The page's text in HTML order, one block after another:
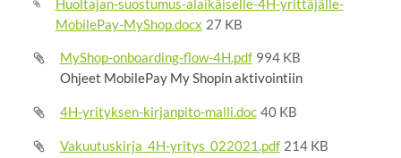
Huoltajan-suostumus-alaikäiselle-4H-yrittäjälle-
MobilePay-MyShop.docx 27 KB
MyShop-onboarding-flow-4H.pdf 994 KB
Ohjeet MobilePay My Shopin aktivointiin
4H-yrityksen-kirjanpito-malli.doc 40 KB
Vakuutuskirja_4H-yritys_022021.pdf 214 KB